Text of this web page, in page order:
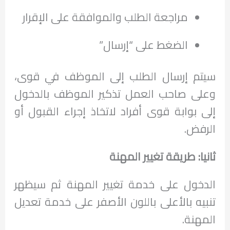
مراجعة الطلب والموافقة على الإقرار
الضغط على “إرسال”
سيتم إرسال الطلب إلى الموظف في قوى،
وعلى صاحب العمل تذكير الموظف بالدخول
إلى بوابة قوى أفراد لاتخاذ إجراء القبول أو
الرفض.
ثانيا: طريقة تغيير المهنة
الدخول على خدمة تغيير المهنة ثم سيظهر
تنبيه بالأعلى باللون الأصفر على خدمة تعديل
المهنة.